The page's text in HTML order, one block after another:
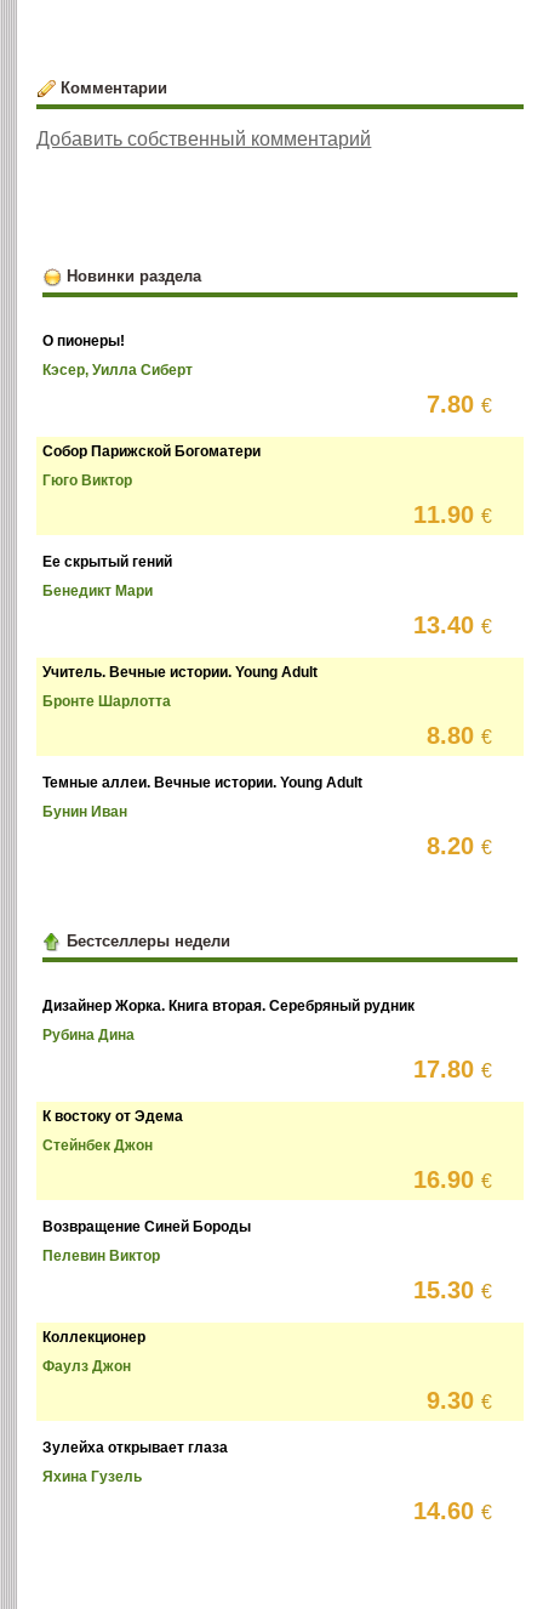
Комментарии
Добавить собственный комментарий
Новинки раздела
О пионеры!
Кэсер, Уилла Сиберт
7.80€
Собор Парижской Богоматери
Гюго Виктор
11.90€
Ее скрытый гений
Бенедикт Мари
13.40€
Учитель. Вечные истории. Young Adult
Бронте Шарлотта
8.80€
Темные аллеи. Вечные истории. Young Adult
Бунин Иван
8.20€
Бестселлеры недели
Дизайнер Жорка. Книга вторая. Серебряный рудник
Рубина Дина
17.80€
К востоку от Эдема
Стейнбек Джон
16.90€
Возвращение Синей Бороды
Пелевин Виктор
15.30€
Коллекционер
Фаулз Джон
9.30€
Зулейха открывает глаза
Яхина Гузель
14.60€